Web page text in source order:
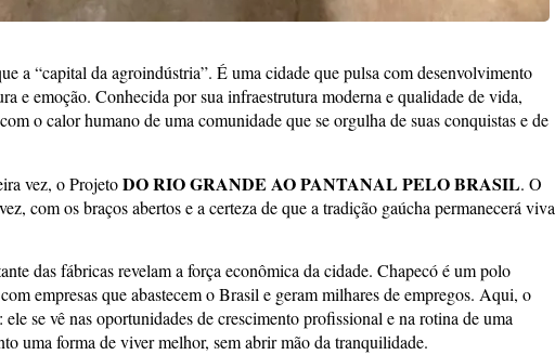
a “capital da agroindústria”. É uma cidade que pulsa com desenvolvimento
e emoção. Conhecida por sua infraestrutura moderna e qualidade de vida,
o calor humano de uma comunidade que se orgulha de suas conquistas e de
vez, o ProjetoDO RIO GRANDE AO PANTANAL PELO BRASIL. O
com os braços abertos e a certeza de que a tradição gaúcha permanecerá viva
das fábricas revelam a força econômica da cidade. Chapecó é um polo
empresas que abastecem o Brasil e geram milhares de empregos. Aqui, o
se vê nas oportunidades de crescimento profissional e na rotina de uma
uma forma de viver melhor, sem abrir mão da tranquilidade.